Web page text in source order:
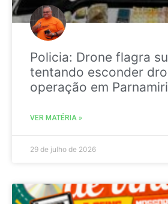
Policia: Drone flagra
tentando esconder
operação em
VER MATÉRIA »
29 de julho de 2026